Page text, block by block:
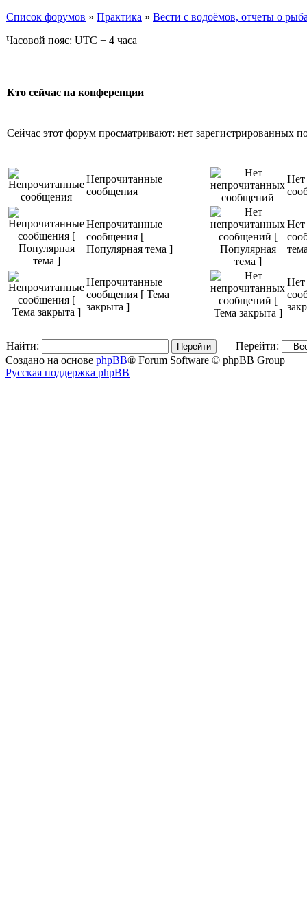
Список форумов » Практика » Вести с водоёмов, отчеты о
Часовой пояс: UTC + 4 часа
Кто сейчас на конференции
Сейчас этот форум просматривают: нет зарегистрированных
Непрочитанные
сообщения
Нет
Непрочитанные
сообщения [
Популярная тема ]
Нет
Непрочитанные
сообщения [ Тема
закрыта ]
Нет
Найти:
Перейти:
Создано на основе phpBB® Forum Software © phpBB Group
Русская поддержка phpBB